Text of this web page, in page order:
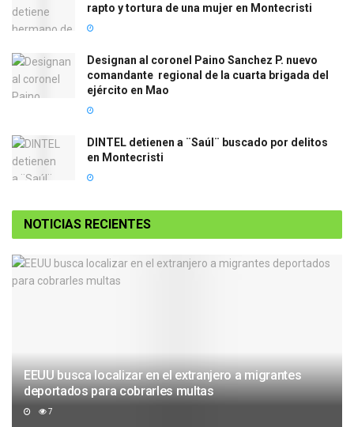
rapto y tortura de una mujer en Montecristi
Designan al coronel Paino Sanchez P. nuevo
comandante regional de la cuarta brigada del
ejército en Mao
DINTEL detienen a ¨Saúl¨ buscado por delitos
en Montecristi
NOTICIAS RECIENTES
EEUU busca localizar en el extranjero a migrantes
deportados para cobrarles multas
7